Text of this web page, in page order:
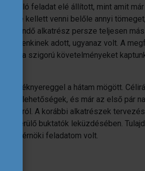
hasonló feladat elé állított, mint amit
le kellett venni belőle annyi
alkatrész persze teljesen
mindenkinek adott, ugyanaz volt. A
szigorú követelményeket
féknyereggel a hátam mögött.
lehetőségek, és már az első pár
A korábbi alkatrészek
buktatók leküzdésében.
mérnöki feladatom volt.